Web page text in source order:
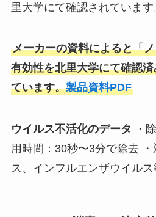
里大学にて確認されています
メーカーの資料によると「
有効性を北里大学にて確認
ています。製品資料PDF
ウイルス不活化のデータ ・
用時間：30秒〜3分で除去
ス、インフルエンザウイルス